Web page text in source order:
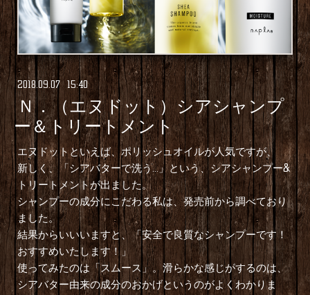
2018.09.07 15:40
Ｎ．（エヌドット）シアシャンプ
ー＆トリートメント
エヌドットといえば、ポリッシュオイルが人気ですが、
新しく、「シアバターで洗う…」という、シアシャンプー&
トリートメントが出ました。
シャンプーの成分にこだわる私は、発売前から調べており
ました。
結果からいいいますと、「安全で良質なシャンプーです！
おすすめいたします！」
使ってみたのは「スムース」。滑らかな感じがするのは、
シアバター由来の成分のおかげというのがよくわかりま